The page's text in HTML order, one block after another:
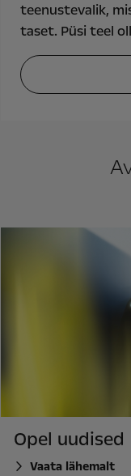
teenustevalik,
taset. Püsi teel
Opel uudised
Vaata lähemalt